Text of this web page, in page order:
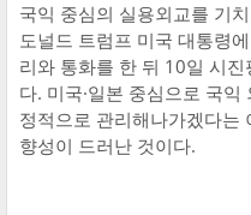
국익 중심의 실용외교를 기
도널드 트럼프 미국 대통령
리와 통화를 한 뒤 10일 시
다. 미국·일본 중심으로 국
정적으로 관리해나가겠다는
향성이 드러난 것이다.